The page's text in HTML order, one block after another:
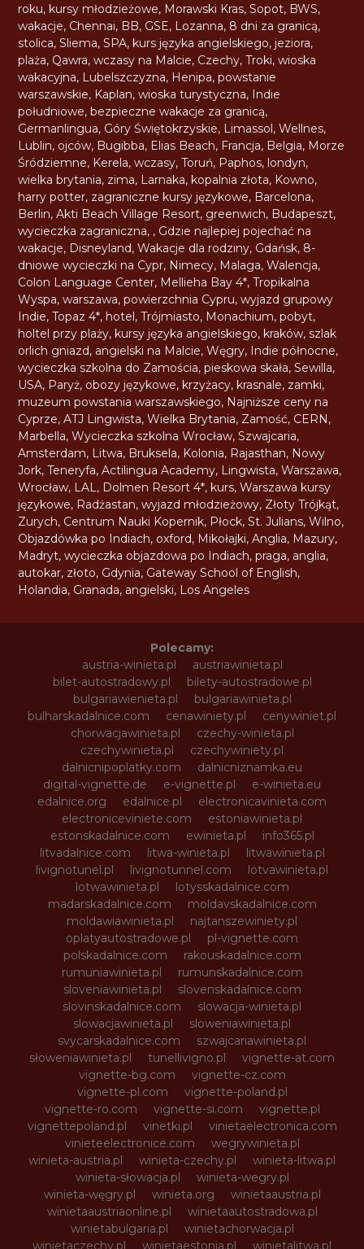
roku, kursy młodzieżowe, Morawski Kras,Sopot, BWS,
wakacje, Chennai, BB, GSE, Lozanna, 8 dni za granicą,
stolica,Sliema,SPA, kurs języka angielskiego, jeziora,
plaża, Qawra,wczasy na Malcie, Czechy,Troki,wioska
wakacyjna, Lubelszczyzna, Henipa,powstanie
warszawskie, Kaplan,wioska turystyczna, Indie
południowe,bezpieczne wakacje za granicą,
Germanlingua, Góry Świętokrzyskie, Limassol,Wellnes,
Lublin, ojców, Bugibba, Elias Beach, Francja, Belgia, Morze
Śródziemne, Kerela,wczasy,Toruń, Paphos, londyn,
wielka brytania, zima, Larnaka, kopalnia złota, Kowno,
harry potter, zagraniczne kursy językowe, Barcelona,
Berlin,Akti Beach Village Resort, greenwich, Budapeszt,
wycieczka zagraniczna, , Gdzie najlepiej pojechać na
wakacje, Disneyland,Wakacje dla rodziny, Gdańsk, 8-
dniowe wycieczki na Cypr, Nimecy, Malaga,Walencja,
Colon Language Center, Mellieha Bay 4*,Tropikalna
Wyspa,warszawa,powierzchnia Cypru,wyjazd grupowy
Indie,Topaz 4*, hotel,Trójmiasto, Monachium,pobyt,
holtel przy plaży, kursy języka angielskiego, kraków,szlak
orlich gniazd, angielski na Malcie,Węgry, Indie północne,
wycieczka szkolna do Zamościa,pieskowa skała,Sewilla,
USA, Paryż, obozy językowe, krzyżacy, krasnale, zamki,
muzeum powstania warszawskiego, Najniższe ceny na
Cyprze,ATJ Lingwista,Wielka Brytania, Zamość, CERN,
Marbella,Wycieczka szkolna Wrocław,Szwajcaria,
Amsterdam, Litwa, Bruksela, Kolonia, Rajasthan, Nowy
Jork,Teneryfa,Actilingua Academy, Lingwista,Warszawa,
Wrocław, LAL, Dolmen Resort 4*, kurs,Warszawa kursy
językowe, Radżastan,wyjazd młodzieżowy, Złoty Trójkąt,
Zurych, Centrum Nauki Kopernik, Płock,St. Julians,Wilno,
Objazdówka po Indiach, oxford, Mikołajki,Anglia, Mazury,
Madryt,wycieczka objazdowa po Indiach,praga, anglia,
autokar, złoto, Gdynia, Gateway School of English,
Holandia, Granada, angielski, Los Angeles
Polecamy:
austria-winieta.pl
austriawinieta.pl
bilet-autostradowy.pl
bilety-autostradowe.pl
bulgariawienieta.pl
bulgariawinieta.pl
bulharskadalnice.com
cenawiniety.pl
cenywiniet.pl
chorwacjawinieta.pl
czechy-winieta.pl
czechywinieta.pl
czechywiniety.pl
dalnicnipoplatky.com
dalnicniznamka.eu
digital-vignette.de
e-vignette.pl
e-winieta.eu
edalnice.org
edalnice.pl
electronicavinieta.com
electroniceviniete.com
estoniawinieta.pl
estonskadalnice.com
ewinieta.pl
info365.pl
litvadalnice.com
litwa-winieta.pl
litwawinieta.pl
livignotunel.pl
livignotunnel.com
lotvawinieta.pl
lotwawinieta.pl
lotysskadalnice.com
madarskadalnice.com
moldavskadalnice.com
moldawiawinieta.pl
najtanszewiniety.pl
oplatyautostradowe.pl
pl-vignette.com
polskadalnice.com
rakouskadalnice.com
rumuniawinieta.pl
rumunskadalnice.com
sloveniawinieta.pl
slovenskadalnice.com
slovinskadalnice.com
slowacja-winieta.pl
slowacjawinieta.pl
sloweniawinieta.pl
svycarskadalnice.com
szwajcariawinieta.pl
słoweniawinieta.pl
tunellivigno.pl
vignette-at.com
vignette-bg.com
vignette-cz.com
vignette-pl.com
vignette-poland.pl
vignette-ro.com
vignette-si.com
vignette.pl
vignettepoland.pl
vinetki.pl
vinietaelectronica.com
vinieteelectronice.com
wegrywinieta.pl
winieta-austria.pl
winieta-czechy.pl
winieta-litwa.pl
winieta-słowacja.pl
winieta-wegry.pl
winieta-węgry.pl
winieta.org
winietaaustria.pl
winietaaustriaonline.pl
winietaautostradowa.pl
winietabulgaria.pl
winietachorwacja.pl
winietaczechy.pl
winietaestonia.pl winietalitwa.pl